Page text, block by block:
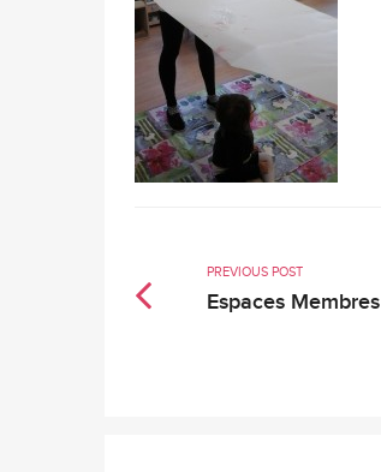
PREVIOUS POST
Espaces Membres